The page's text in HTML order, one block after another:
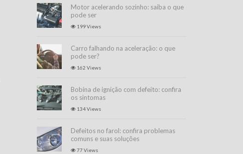
Motor acelerando sozinho: saiba o que
pode ser
199 Views
Carro falhando na aceleração: o que
pode ser?
162 Views
Bobina de ignição com defeito: confira
os sintomas
134 Views
Defeitos no farol: confira problemas
comuns e suas soluções
77 Views